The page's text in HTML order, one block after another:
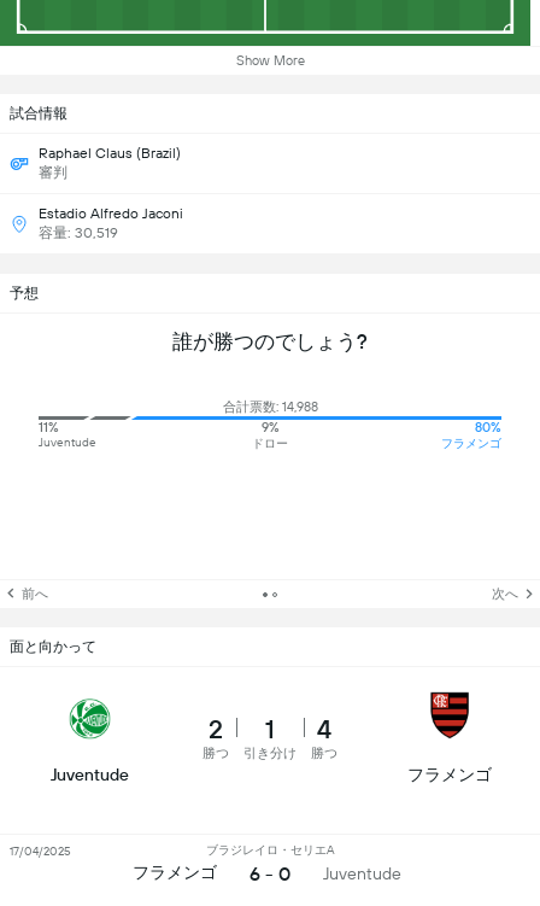
Show More
試合情報
Raphael Claus (Brazil)
審判
Estadio Alfredo Jaconi
容量: 30,519
予想
誰が勝つのでしょう?
合計票数: 14,988
11%
Juventude
9%
ドロー
80%
フラメンゴ
前へ 次へ
面と向かって
Juventude
2
勝つ
1
引き分け
4
勝つ
フラメンゴ
フラメンゴ
ブラジレイロ・セリエA
6 - 0 Juventude
17/04/2025